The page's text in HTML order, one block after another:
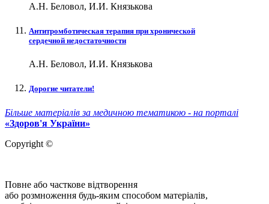
А.Н. Беловол, И.И. Князькова
Антитромботическая терапия при хронической
сердечной недостаточности
А.Н. Беловол, И.И. Князькова
Дорогие читатели!
Більше матеріалів за медичною тематикою - на порталі
«Здоров'я України»
Copyright ©
Повне або часткове відтворення
або розмноження будь-яким способом матеріалів,